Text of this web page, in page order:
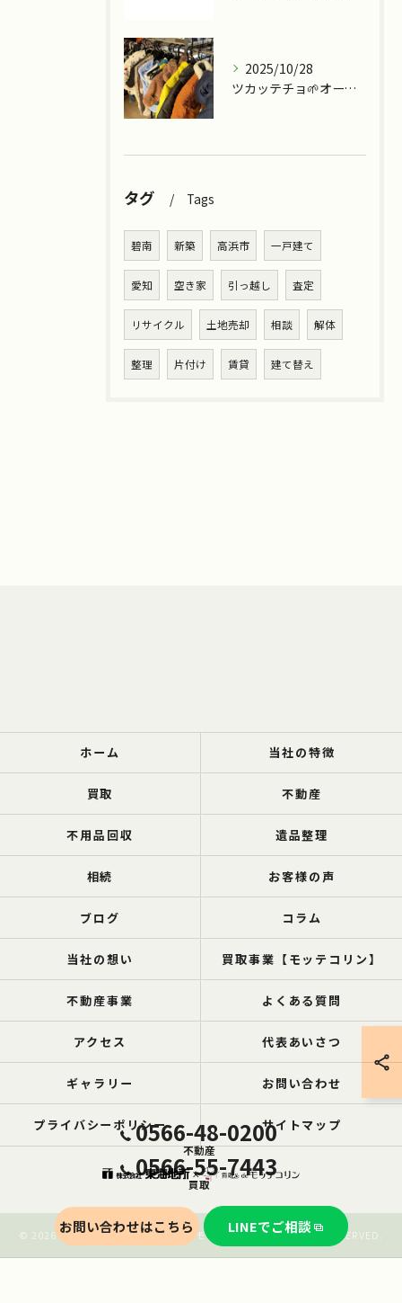
2025/10/28
ツカッテチョ🌱オープンまであと少し💪
タグ Tags
碧南 新築 高浜市 一戸建て
愛知 空き家 引っ越し 査定
リサイクル 土地売却 相談 解体
整理 片付け 賃貸 建て替え
0566-48-0200
不動産
0566-55-7443
買取
お問い合わせはこちら LINEでご相談
ホーム 当社の特徴
買取 不動産
不用品回収 遺品整理
相続 お客様の声
ブログ コラム
当社の想い 買取事業【モッテコリン】
不動産事業 よくある質問
アクセス 代表あいさつ
ギャラリー お問い合わせ
プライバシーポリシー サイトマップ
© 2026 愛知の空き家なら買取ル de モッテコリン ALL RIGHTS RESERVED.